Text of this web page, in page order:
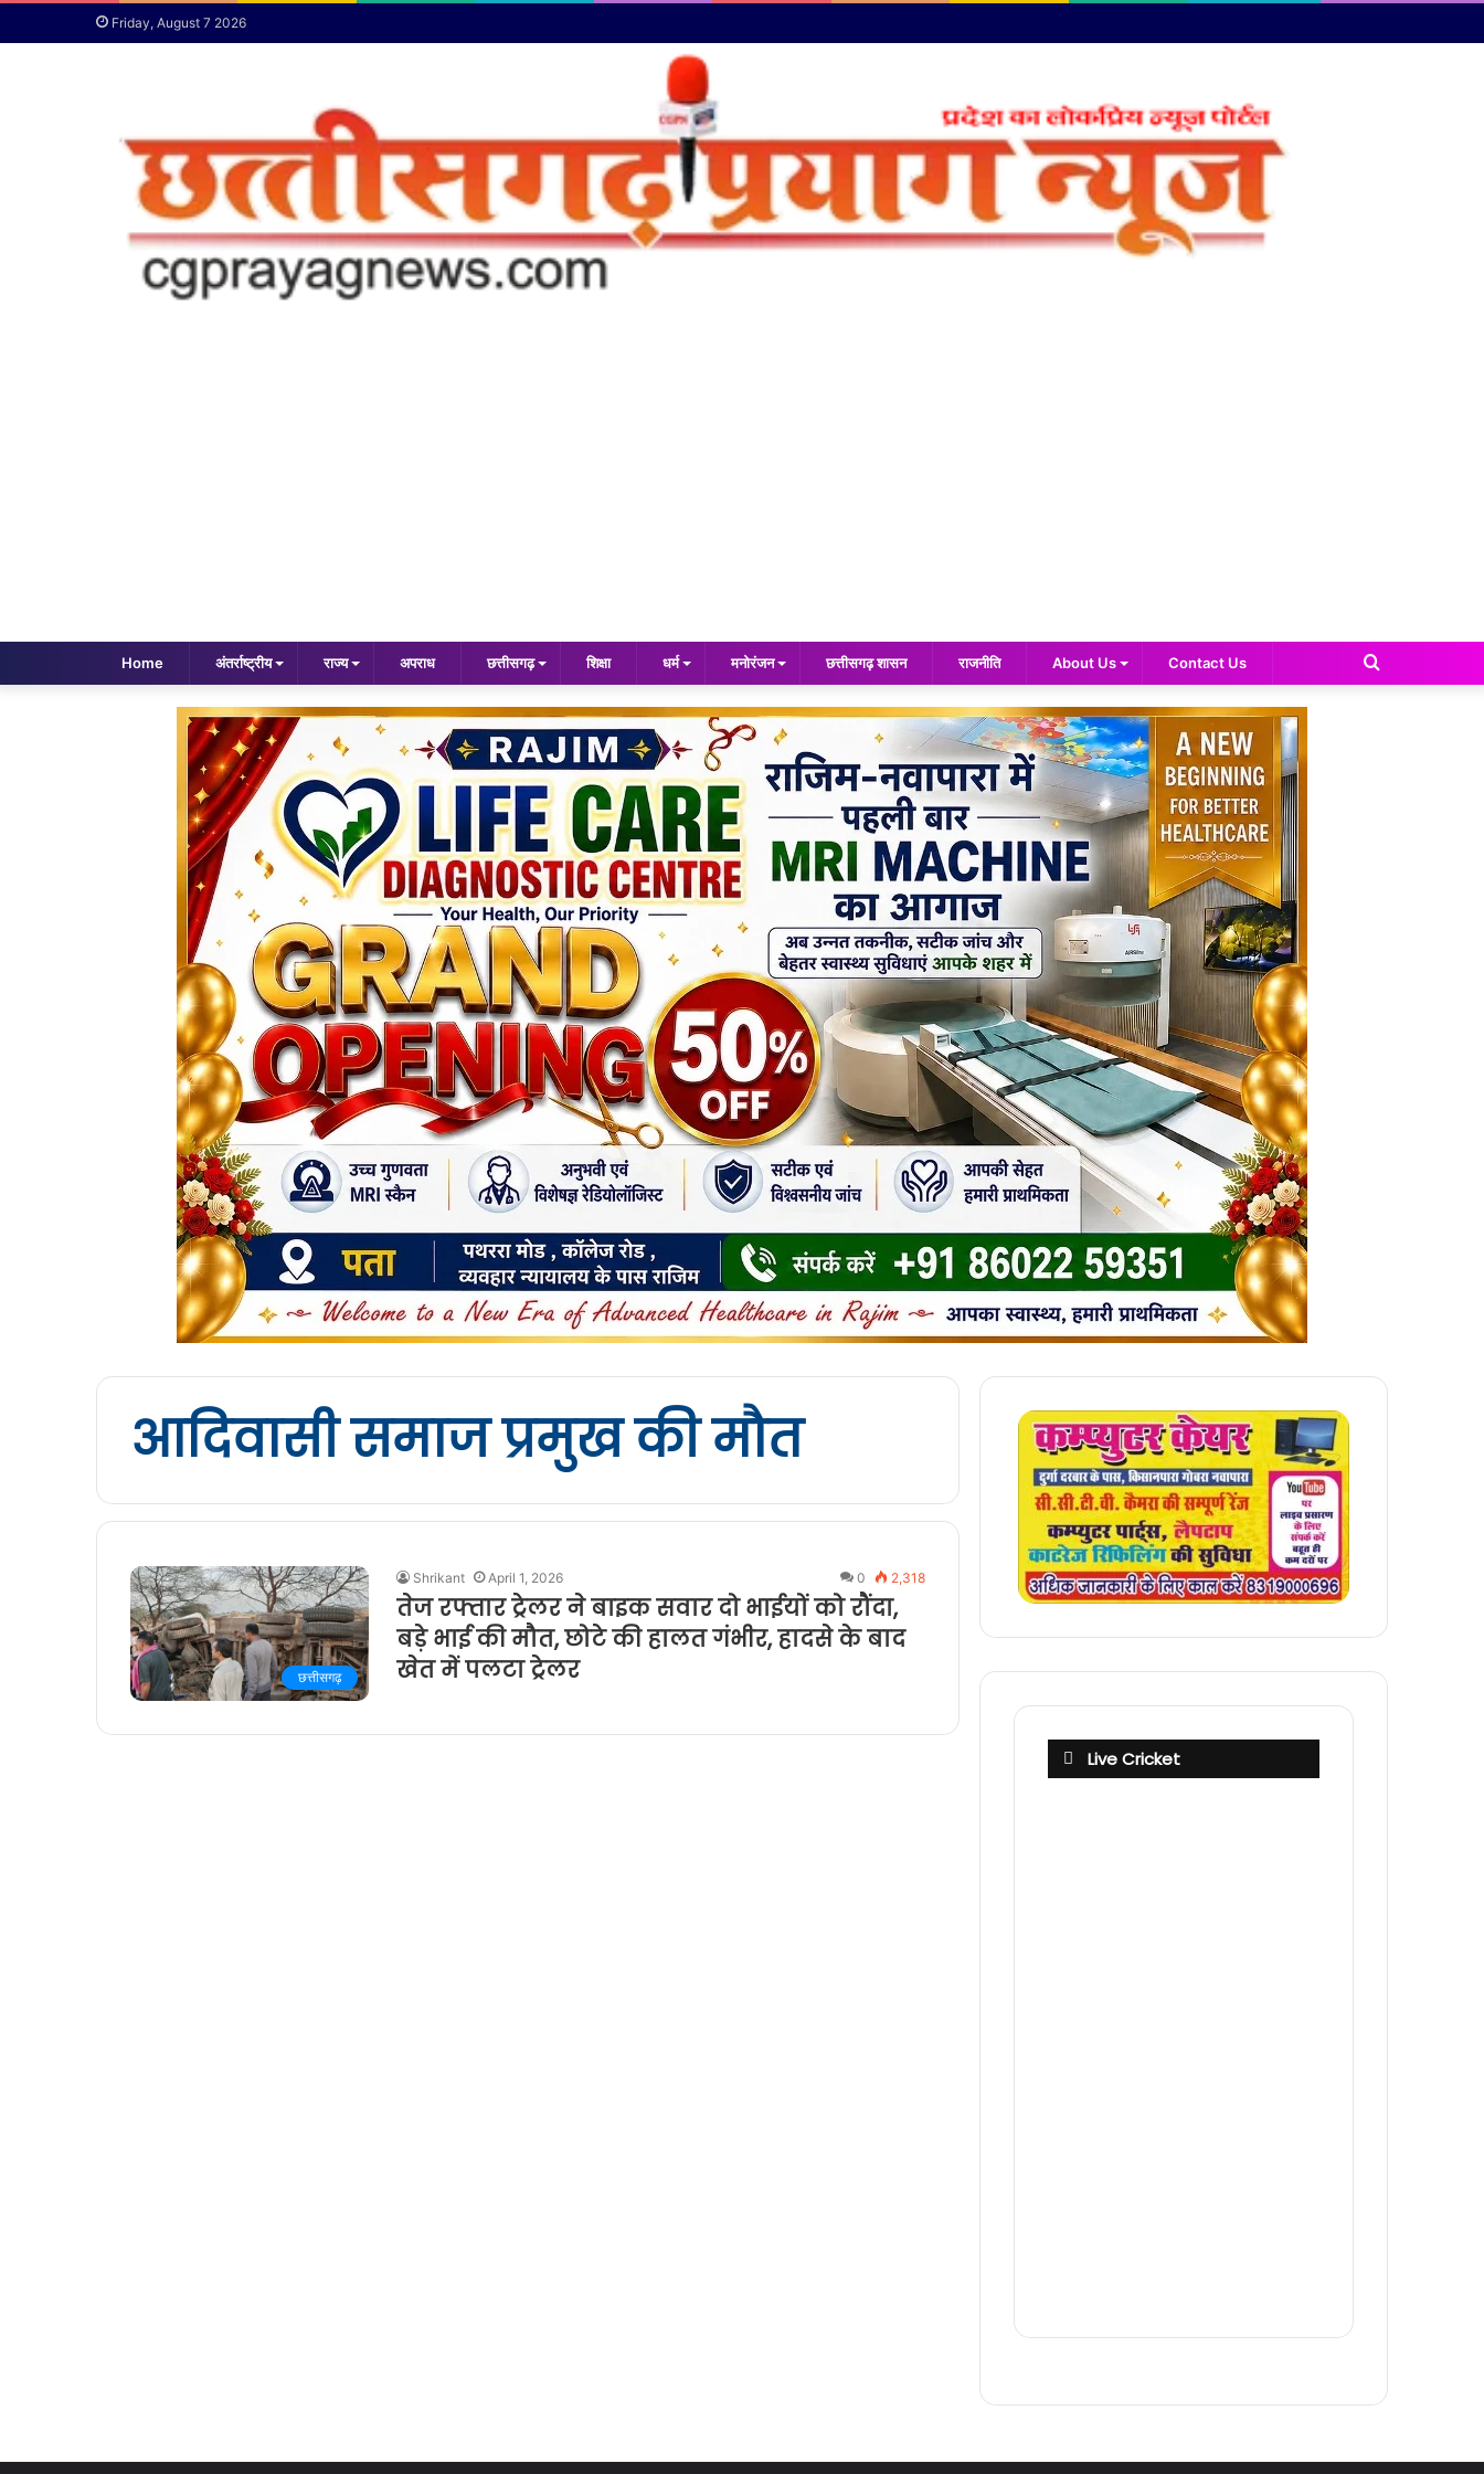
Friday, August 7 2026
Home अंतर्राष्ट्रीय राज्य अपराध छत्तीसगढ़ शिक्षा धर्म मनोरंजन छत्तीसगढ़ शासन राजनीति About Us Contact Us
Search
आदिवासी समाज प्रमुख की मौत
छत्तीसगढ़
Shrikant April 1, 2026 0 2,318
तेज रफ्तार ट्रेलर ने बाइक सवार दो भाईयों को रौंदा,
बड़े भाई की मौत, छोटे की हालत गंभीर, हादसे के बाद
खेत में पलटा ट्रेलर
Live Cricket